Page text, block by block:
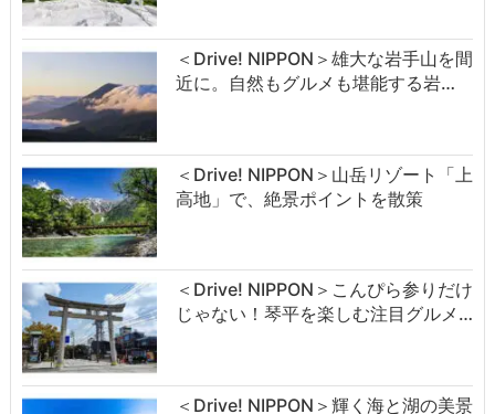
＜Drive! NIPPON＞雄大な岩手山を間
近に。自然もグルメも堪能する岩…
＜Drive! NIPPON＞山岳リゾート「上
高地」で、絶景ポイントを散策
＜Drive! NIPPON＞こんぴら参りだけ
じゃない！琴平を楽しむ注目グルメ…
＜Drive! NIPPON＞輝く海と湖の美景